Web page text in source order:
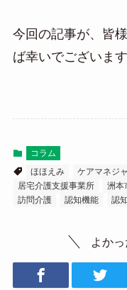
今回の記事が、皆
ば幸いでございま
コラム
ほほえみ
ケアマネジ
居宅介護支援事業所
洲本
訪問介護
認知機能 認
よか